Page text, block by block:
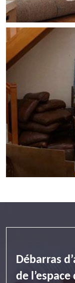
Débarras
de